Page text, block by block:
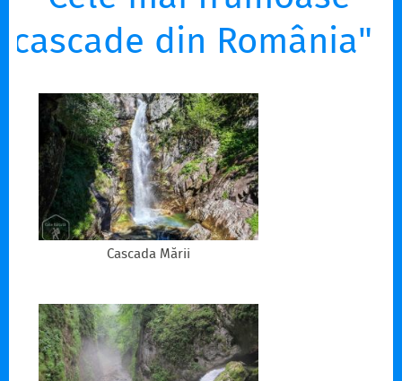
cascade din România"
Cascada Mării